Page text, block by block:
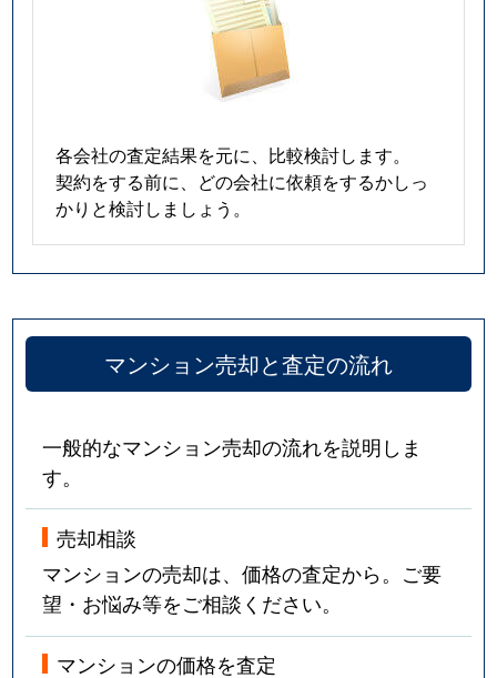
各会社の査定結果を元に、比較検討します。
契約をする前に、どの会社に依頼をするかしっ
かりと検討しましょう。
マンション売却と査定の流れ
一般的なマンション売却の流れを説明しま
す。
売却相談
マンションの売却は、価格の査定から。ご要
望・お悩み等をご相談ください。
マンションの価格を査定